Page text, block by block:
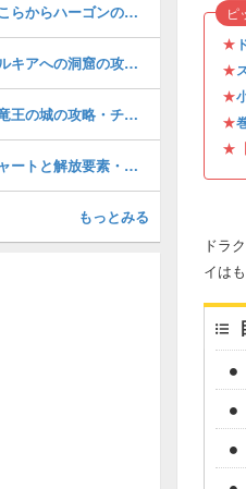
★
★
★
★
★
ピ
ドラ
イは
ロンダルキアのほこらからハーゴンの神殿の攻略・チャート13
沈没船からロンダルキアへの洞窟の攻略・チャート12
ラダトーム城から竜王の城の攻略・チャート4
クリア後の攻略チャートと解放要素・やり込み
もっとみる